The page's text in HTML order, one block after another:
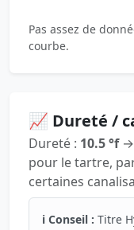
Pas assez de
courbe.
📈 Dureté /
Dureté : 10.5 °f→
pour le tartre,
certaines
ℹ️ Conseil : Titre